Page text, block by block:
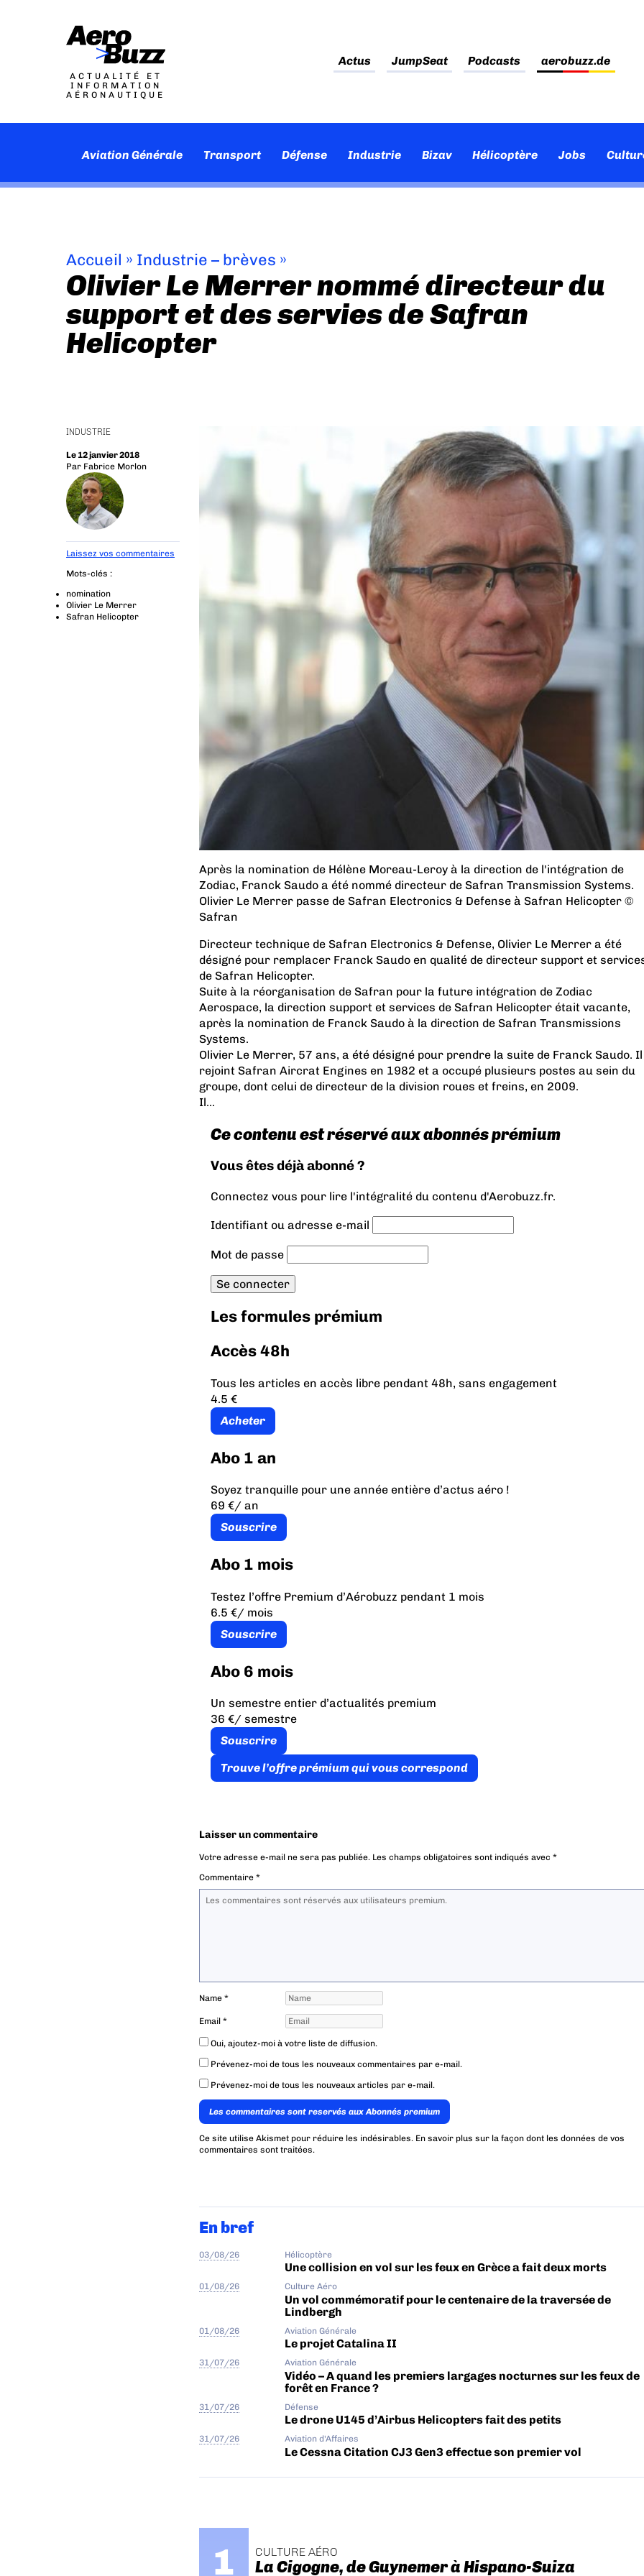
ACTUALITÉ ET
INFORMATION
AÉRONAUTIQUE
Actus JumpSeat Podcasts aerobuzz.de
Aviation Générale Transport Défense Industrie Bizav Hélicoptère Jobs
Accueil » Industrie – brèves »
Olivier Le Merrer nommé directeur du
support et des servies de Safran
Helicopter
INDUSTRIE
Le 12 janvier 2018
Par Fabrice Morlon
Laissez vos commentaires
Mots-clés :
nomination
Olivier Le Merrer
Safran Helicopter
Après la nomination de Hélène Moreau-Leroy à la direction de l'intégration de
Zodiac, Franck Saudo a été nommé directeur de Safran Transmission Systems.
Olivier Le Merrer passe de Safran Electronics & Defense à Safran Helicopter ©
Safran
Directeur technique de Safran Electronics & Defense, Olivier Le Merrer a été
désigné pour remplacer Franck Saudo en qualité de directeur support et
de Safran Helicopter.
Suite à la réorganisation de Safran pour la future intégration de Zodiac
Aerospace, la direction support et services de Safran Helicopter était vacante,
après la nomination de Franck Saudo à la direction de Safran Transmissions
Systems.
Olivier Le Merrer, 57 ans, a été désigné pour prendre la suite de Franck Saudo.
rejoint Safran Aircrat Engines en 1982 et a occupé plusieurs postes au sein du
groupe, dont celui de directeur de la division roues et freins, en 2009.
Il...
Ce contenu est réservé aux abonnés prémium
Vous êtes déjà abonné ?
Connectez vous pour lire l'intégralité du contenu d'Aerobuzz.fr.
Identifiant ou adresse e-mail
Mot de passe
Les formules prémium
Accès 48h
Tous les articles en accès libre pendant 48h, sans engagement
4.5 €
Acheter
Abo 1 an
Soyez tranquille pour une année entière d’actus aéro !
69 €/ an
Souscrire
Abo 1 mois
Testez l’offre Premium d’Aérobuzz pendant 1 mois
6.5 €/ mois
Souscrire
Abo 6 mois
Un semestre entier d’actualités premium
36 €/ semestre
Souscrire
Trouve l’offre prémium qui vous correspond
Laisser un commentaire
Votre adresse e-mail ne sera pas publiée. Les champs obligatoires sont indiqués avec *
Commentaire *
Name *
Email *
Oui, ajoutez-moi à votre liste de diffusion.
Prévenez-moi de tous les nouveaux commentaires par e-mail.
Prévenez-moi de tous les nouveaux articles par e-mail.
Les commentaires sont reservés aux Abonnés premium
Ce site utilise Akismet pour réduire les indésirables. En savoir plus sur la façon dont les données de vos
commentaires sont traitées.
En bref
03/08/26 Hélicoptère
Une collision en vol sur les feux en Grèce a fait deux morts
01/08/26 Culture Aéro
Un vol commémoratif pour le centenaire de la traversée de
Lindbergh
01/08/26 Aviation Générale
Le projet Catalina II
31/07/26 Aviation Générale
Vidéo – A quand les premiers largages nocturnes sur les feux de
forêt en France ?
31/07/26 Défense
Le drone U145 d’Airbus Helicopters fait des petits
31/07/26 Aviation d'Affaires
Le Cessna Citation CJ3 Gen3 effectue son premier vol
CULTURE AÉRO
La Cigogne, de Guynemer à Hispano-Suiza